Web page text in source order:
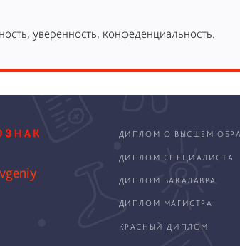
уверенность, конфеденциальность.
ДИПЛОМ О ВЫСШЕМ
ДИПЛОМ СПЕЦИАЛИСТА
ДИПЛОМ БАКАЛАВРА
ДИПЛОМ МАГИСТРА
КРАСНЫЙ ДИПЛОМ